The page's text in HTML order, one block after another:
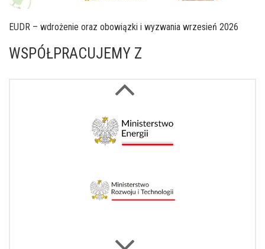
EUDR – wdrożenie oraz obowiązki i wyzwania wrzesień 2026
WSPÓŁPRACUJEMY Z